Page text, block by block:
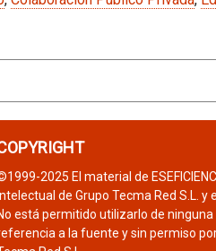
2025 El material de
de Grupo Tecma Red S.L. y
está permitido utilizarlo de
a la fuente y sin permiso